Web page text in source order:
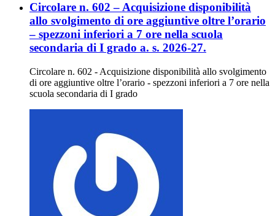
Circolare n. 602 – Acquisizione disponibilità
allo svolgimento di ore aggiuntive oltre l’orario
– spezzoni inferiori a 7 ore nella scuola
secondaria di I grado a. s. 2026-27.
Circolare n. 602 - Acquisizione disponibilità allo svolgimento
di ore aggiuntive oltre l’orario - spezzoni inferiori a 7 ore nella
scuola secondaria di I grado